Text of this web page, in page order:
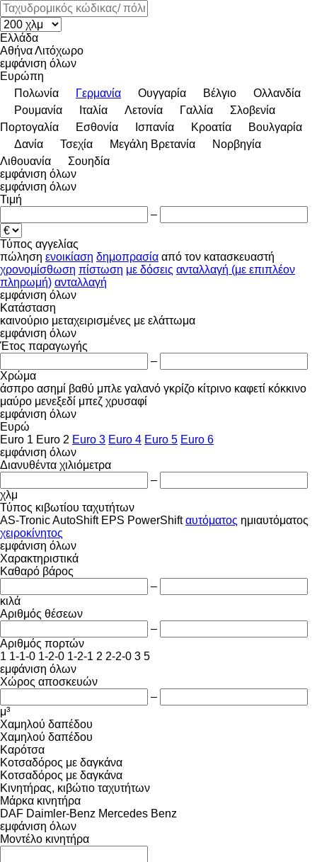
Ελλάδα
ΑθήναΛιτόχωρο
εμφάνιση όλων
Ευρώπη
Πολωνία
Γερμανία Ουγγαρία Βέλγιο
Ολλανδία
Ρουμανία
Ιταλία Λετονία Γαλλία
Σλοβενία
Πορτογαλία
Εσθονία Ισπανία Κροατία
Βουλγαρία
Δανία
Τσεχία Μεγάλη Βρετανία
Νορβηγία
Λιθουανία
Σουηδία
εμφάνιση όλων
εμφάνιση όλων
Τιμή
–
Τύπος αγγελίας
πώληση ενοικίαση δημοπρασία από τον κατασκευαστή
χρονομίσθωση πίστωση με δόσεις ανταλλαγή (με επιπλέον
πληρωμή) ανταλλαγή
εμφάνιση όλων
Κατάσταση
καινούριο μεταχειρισμένες με ελάττωμα
εμφάνιση όλων
Έτος παραγωγής
–
Χρώμα
άσπρο ασημί βαθύ μπλε γαλανό γκρίζο κίτρινο καφετί κόκκινο
μαύρο μενεξεδί μπεζ χρυσαφί
εμφάνιση όλων
Ευρώ
Euro 1 Euro 2 Euro 3 Euro 4 Euro 5 Euro 6
εμφάνιση όλων
Διανυθέντα χιλιόμετρα
–
χλμ
Τύπος κιβωτίου ταχυτήτων
AS-TronicAutoShift EPS PowerShift αυτόματος ημιαυτόματος
χειροκίνητος
εμφάνιση όλων
Χαρακτηριστικά
Καθαρό βάρος
–
κιλά
Αριθμός θέσεων
–
Αριθμός πορτών
1 1-1-0 1-2-0 1-2-1 2 2-2-0 3 5
εμφάνιση όλων
Χώρος αποσκευών
–
μ³
Χαμηλού δαπέδου
Χαμηλού δαπέδου
Καρότσα
Κοτσαδόρος με δαγκάνα
Κοτσαδόρος με δαγκάνα
Κινητήρας, κιβώτιο ταχυτήτων
Μάρκα κινητήρα
DAF Daimler-Benz Mercedes Benz
εμφάνιση όλων
Μοντέλο κινητήρα